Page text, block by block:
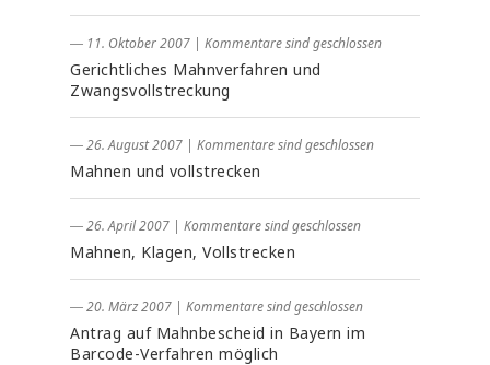
― 11. Oktober 2007 | Kommentare sind geschlossen
Gerichtliches Mahnverfahren und
Zwangsvollstreckung
― 26. August 2007 | Kommentare sind geschlossen
Mahnen und vollstrecken
― 26. April 2007 | Kommentare sind geschlossen
Mahnen, Klagen, Vollstrecken
― 20. März 2007 | Kommentare sind geschlossen
Antrag auf Mahnbescheid in Bayern im
Barcode-Verfahren möglich